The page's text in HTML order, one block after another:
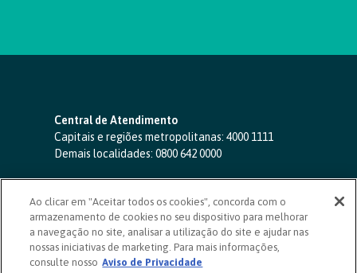
Central de Atendimento
Capitais e regiões metropolitanas: 4000 1111
Demais localidades: 0800 642 0000
SAC 24 horas-0800 724 4420
Ouvidoria
0800 725 0996
(de segunda a sexta, das 8h às 20h)
ouvidoriasicoob.com.br
Deficientes auditivos ou de fala
Ao clicar em "Aceitar todos os cookies", concorda com o
armazenamento de cookies no seu dispositivo para melhorar
a navegação no site, analisar a utilização do site e ajudar nas
nossas iniciativas de marketing. Para mais informações,
consulte nosso Aviso de Privacidade